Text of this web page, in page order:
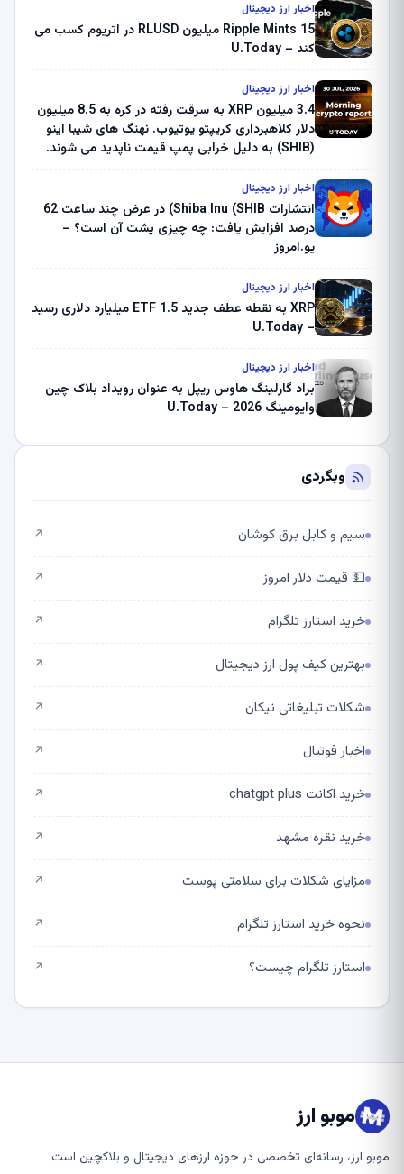
اخبار ارز دیجیتال
Ripple Mints 15 میلیون RLUSD در اتریوم کسب می
کند – U.Today
اخبار ارز دیجیتال
3.4 میلیون XRP به سرقت رفته در کره به 8.5 میلیون
دلار کلاهبرداری کریپتو یوتیوب. نهنگ های شیبا اینو
(SHIB) به دلیل خرابی پمپ قیمت ناپدید می شوند.
ثبت کرد – گزارش کریپتو صبح – U.Today
اخبار ارز دیجیتال
انتشارات Shiba Inu (SHIB) در عرض چند ساعت 62
درصد افزایش یافت: چه چیزی پشت آن است؟ –
یو.امروز
اخبار ارز دیجیتال
XRP به نقطه عطف جدید ETF 1.5 میلیارد دلاری رسید
– U.Today
اخبار ارز دیجیتال
براد گارلینگ هاوس ریپل به عنوان رویداد بلاک چین
وایومینگ 2026 – U.Today
وبگردی
سیم و کابل برق کوشان ↗
💵 قیمت دلار امروز ↗
خرید استارز تلگرام ↗
بهترین کیف پول ارز دیجیتال ↗
شکلات تبلیغاتی نیکان ↗
اخبار فوتبال ↗
خرید اکانت chatgpt plus ↗
خرید نقره مشهد ↗
مزایای شکلات برای سلامتی پوست ↗
نحوه خرید استارز تلگرام ↗
استارز تلگرام چیست؟ ↗
موبو ارز
موبو ارز، رسانه‌ای تخصصی در حوزه ارزهای دیجیتال و بلاکچین است.